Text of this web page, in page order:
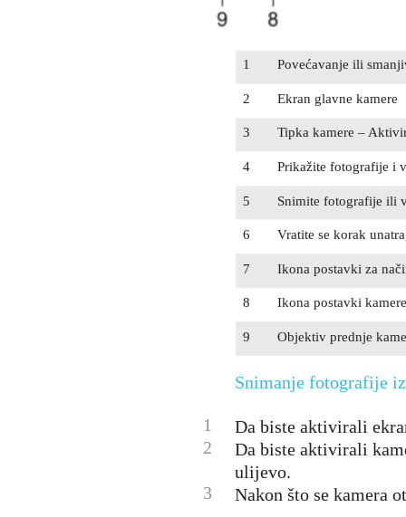
1 Povećavanje ili
2 Ekran glavne kamere
3 Tipka kamere –
4 Prikažite fotografije i
5 Snimite fotografije ili
6 Vratite se korak
7 Ikona postavki za
8 Ikona postavki
9 Objektiv prednje
Snimanje fotografije
1
Da biste aktivirali
2
Da biste aktivirali
ulijevo.
3
Nakon što se kamera